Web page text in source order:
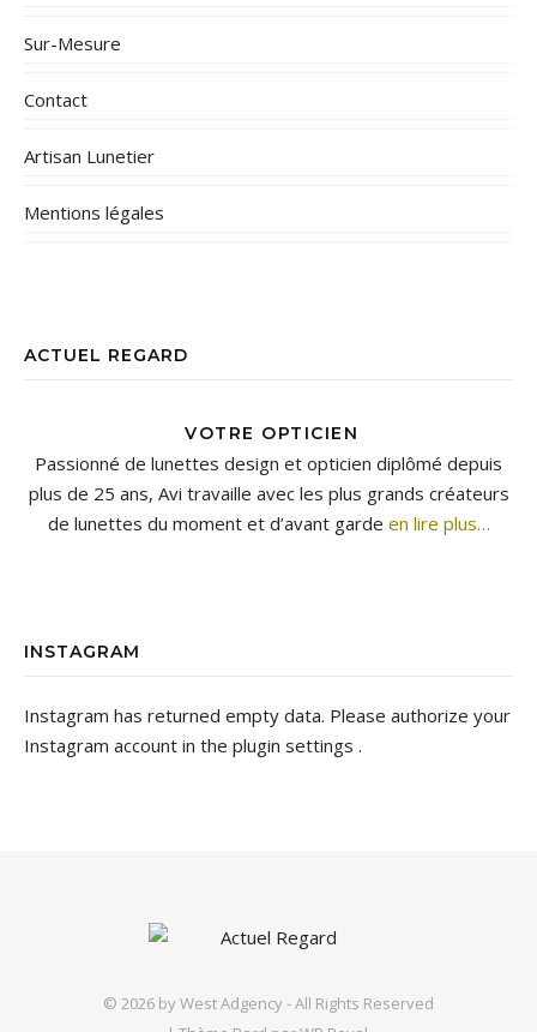
Sur-Mesure
Contact
Artisan Lunetier
Mentions légales
ACTUEL REGARD
VOTRE OPTICIEN
Passionné de lunettes design et opticien diplômé depuis
plus de 25 ans, Avi travaille avec les plus grands créateurs
de lunettes du moment et d’avant garde en lire plus…
INSTAGRAM
Instagram has returned empty data. Please authorize your
Instagram account in the plugin settings .
© 2026 byWest Adgency- All Rights Reserved